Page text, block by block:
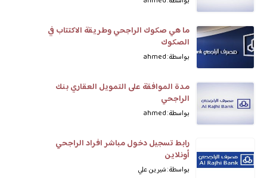
ما هي صكوك الراجحي وطريقة الاكتتاب في
الصكوك
بواسطة: ahmed
مدة الموافقة على التمويل العقاري بنك
الراجحي
بواسطة: ahmed
رابط تسجيل دخول مباشر افراد الراجحي
أونلاين
بواسطة: شيرين علي